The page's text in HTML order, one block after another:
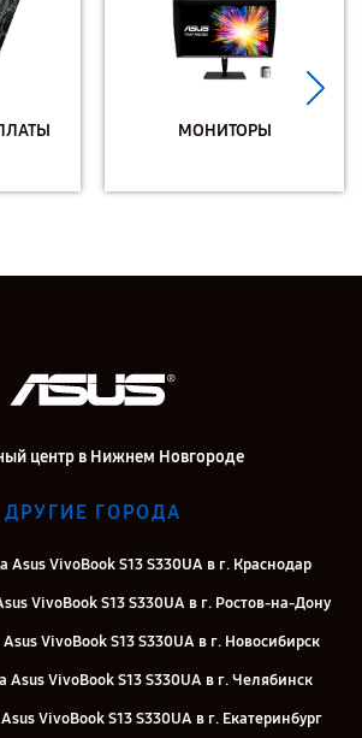
МОНИТОРЫ
центр в Нижнем Новгороде
ДРУГИЕ ГОРОДА
Asus VivoBook S13 S330UA в г. Краснодар
VivoBook S13 S330UA в г. Ростов-на-Дону
VivoBook S13 S330UA в г. Новосибирск
Asus VivoBook S13 S330UA в г. Челябинск
VivoBook S13 S330UA в г. Екатеринбург